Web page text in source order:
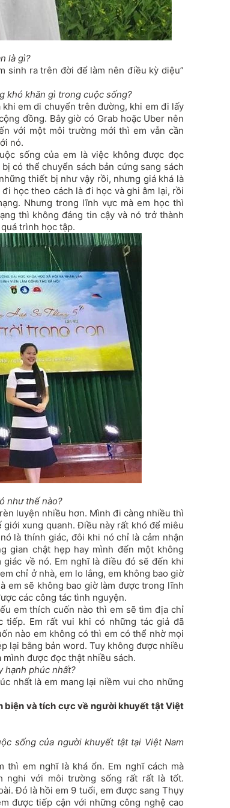
là gì?
sinh ra trên đời để làm nên điều kỳ diệu”
khó khăn gì trong cuộc sống?
em di chuyển trên đường, khi em đi lấy
đồng. Bây giờ có Grab hoặc Uber nên
với một môi trường mới thì em vẫn cần
nó.
sống của em là việc không được đọc
có thể chuyển sách bản cứng sang sách
thiết bị như vậy rồi, nhưng giá khá là
học theo cách là đi học và ghi âm lại, rồi
Nhưng trong lĩnh vực mà em học thì
thì không đáng tin cậy và nó trở thành
trình học tập.
như thế nào?
luyện nhiều hơn. Mình đi càng nhiều thì
giới xung quanh. Điều này rất khó để miêu
là thính giác, đôi khi nó chỉ là cảm nhận
gian chật hẹp hay mình đến một không
về nó. Em nghĩ là điều đó sẽ đến khi
chỉ ở nhà, em lo lắng, em không bao giờ
em sẽ không bao giờ làm được trong lĩnh
các công tác tình nguyện.
em thích cuốn nào thì em sẽ tìm địa chỉ
tiếp. Em rất vui khi có những tác giả đã
nào em không có thì em có thể nhờ mọi
lại bằng bản word. Tuy không được nhiều
được đọc thật nhiều sách.
hạnh phúc nhất?
nhất là em mang lại niềm vui cho những
biện và tích cực về người khuyết tật Việt
sống của người khuyết tật tại Việt Nam
thì em nghĩ là khá ổn. Em nghĩ cách mà
nghi với môi trường sống rất rất là tốt.
Đó là hồi em 9 tuổi, em được sang Thụy
được tiếp cận với những công nghệ cao